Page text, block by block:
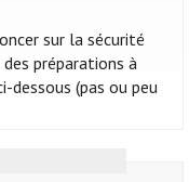
sur la sécurité
préparations à
dessous (pas ou peu